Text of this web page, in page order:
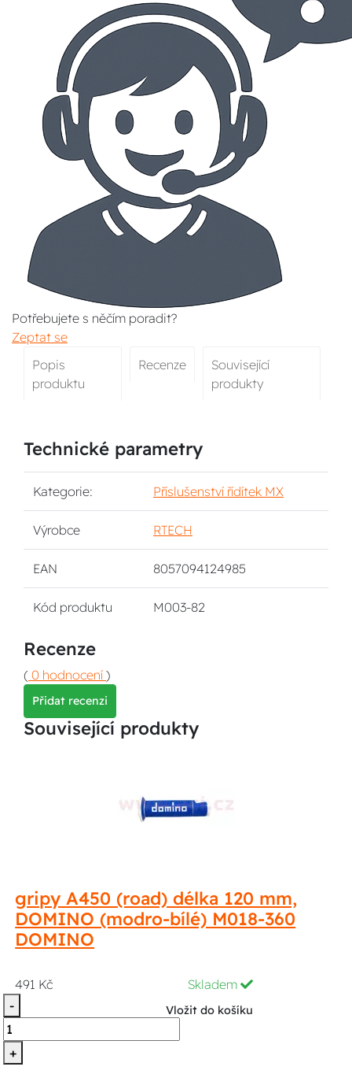
Potřebujete s něčím poradit?
Zeptat se
Popis
produktu
Recenze
Související
produkty
Technické parametry
Kategorie: Příslušenství řídítek MX
Výrobce RTECH
EAN 8057094124985
Kód produktu M003-82
Recenze
( 0 hodnocení )
Přidat recenzi
Související produkty
gripy A450 (road) délka 120 mm,
DOMINO (modro-bílé) M018-360
DOMINO
491 Kč
Skladem
-
+
Vložit do košíku